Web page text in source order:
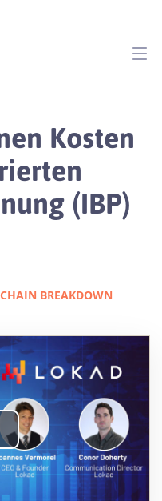
Kosten
(IBP)
BREAKDOWN